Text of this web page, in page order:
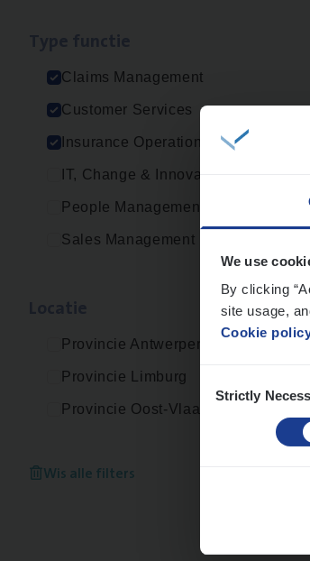
We use
By clicking
site usage,
Cookie
Selection
Strictly
Claims Management
Customer Services
Insurance Operations
IT, Change & Innovation
People Management
Sales Management
Provincie Antwerpen
Provincie Limburg
Provincie Oost-Vlaanderen
Wis alle filters